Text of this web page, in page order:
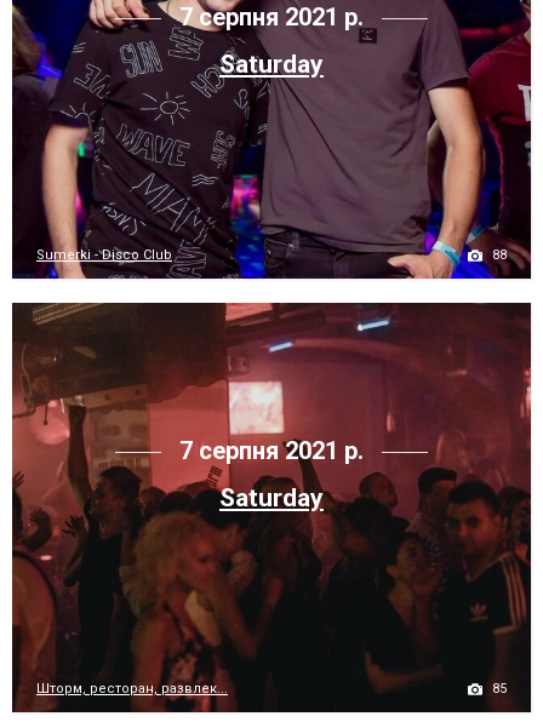
7 серпня 2021 р.
Saturday
Sumerki - Disco Club 88
7 серпня 2021 р.
Saturday
Шторм, ресторан, развлек... 85